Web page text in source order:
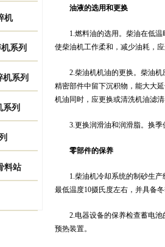
机
系列
系列
列
料站
油液的选用和更换
1.燃料油的选用。柴油在低温
使柴油机工作柔和，减少油耗，应
2.柴油机机油的更换。柴油机
精密部件中留下沉积物，能大大
机油同时，应更换或清洗机油滤清
3.更换润滑油和润滑脂。换季
零部件的保养
1.柴油机冷却系统的制砂生产
最低温度10摄氏度左右，并具备
2.电器设备的保养检查蓄电池
预热装置。